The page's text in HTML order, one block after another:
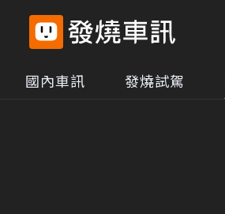
國內車訊 發燒試駕